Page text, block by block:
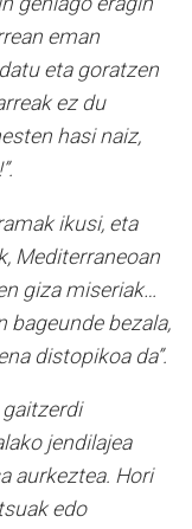
eman
eta goratzen
ez du
hasi naiz,
ikusi, eta
Mediterraneoan
giza miseriak…
bageunde bezala,
distopikoa da”.
gaitzerdi
jendilajea
aurkeztea. Hori
edo